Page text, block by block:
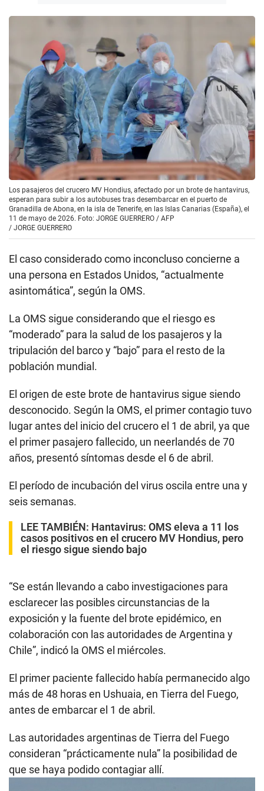
Los pasajeros del crucero MV Hondius, afectado por un brote de hantavirus,
esperan para subir a los autobuses tras desembarcar en el puerto de
Granadilla de Abona, en la isla de Tenerife, en las Islas Canarias (España), el
11 de mayo de 2026. Foto: JORGE GUERRERO / AFP
/ JORGE GUERRERO
El caso considerado como inconcluso concierne a
una persona en Estados Unidos, “actualmente
asintomática”, según la OMS.
La OMS sigue considerando que el riesgo es
“moderado” para la salud de los pasajeros y la
tripulación del barco y “bajo” para el resto de la
población mundial.
El origen de este brote de hantavirus sigue siendo
desconocido. Según la OMS, el primer contagio tuvo
lugar antes del inicio del crucero el 1 de abril, ya que
el primer pasajero fallecido, un neerlandés de 70
años, presentó síntomas desde el 6 de abril.
El período de incubación del virus oscila entre una y
seis semanas.
LEE TAMBIÉN: Hantavirus: OMS eleva a 11 los
casos positivos en el crucero MV Hondius, pero
el riesgo sigue siendo bajo
“Se están llevando a cabo investigaciones para
esclarecer las posibles circunstancias de la
exposición y la fuente del brote epidémico, en
colaboración con las autoridades de Argentina y
Chile”, indicó la OMS el miércoles.
El primer paciente fallecido había permanecido algo
más de 48 horas en Ushuaia, en Tierra del Fuego,
antes de embarcar el 1 de abril.
Las autoridades argentinas de Tierra del Fuego
consideran “prácticamente nula” la posibilidad de
que se haya podido contagiar allí.